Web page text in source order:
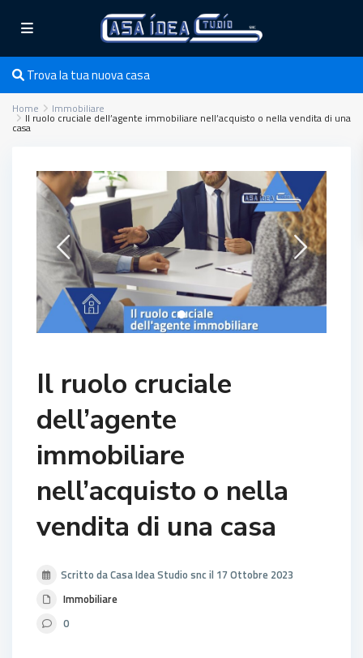
Trova la tua nuova casa
Home Immobiliare
Il ruolo cruciale dell’agente immobiliare nell’acquisto o nella vendita di una
casa
Il ruolo cruciale
dell’agente
immobiliare
nell’acquisto o nella
vendita di una casa
Scritto da Casa Idea Studio snc il 17 Ottobre 2023
Immobiliare
0